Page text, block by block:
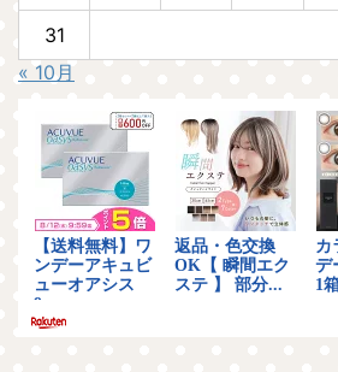
31
« 10月